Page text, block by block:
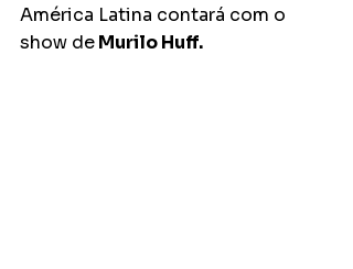
América Latina contará com o
show de Murilo Huff.